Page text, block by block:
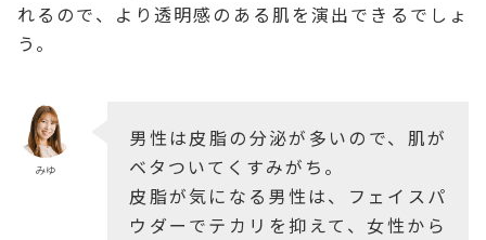
れるので、より透明感のある肌を演出できるでしょ
う。
みゆ
男性は皮脂の分泌が多いので、肌が
ベタついてくすみがち。
皮脂が気になる男性は、フェイスパ
ウダーでテカリを抑えて、女性から